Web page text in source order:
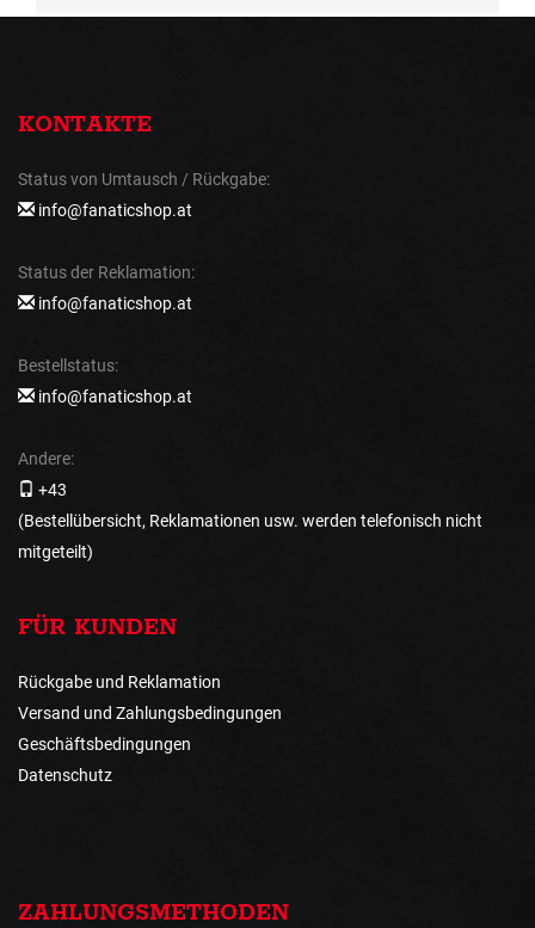
KONTAKTE
Status von Umtausch / Rückgabe:
info@fanaticshop.at
Status der Reklamation:
info@fanaticshop.at
Bestellstatus:
info@fanaticshop.at
Andere:
+43
(Bestellübersicht, Reklamationen usw. werden telefonisch nicht
mitgeteilt)
FÜR KUNDEN
Rückgabe und Reklamation
Versand und Zahlungsbedingungen
Geschäftsbedingungen
Datenschutz
ZAHLUNGSMETHODEN